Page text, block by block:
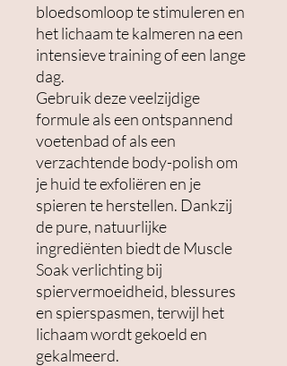
bloedsomloop te stimuleren en
het lichaam te kalmeren na een
intensieve training of een lange
dag.
Gebruik deze veelzijdige
formule als een ontspannend
voetenbad of als een
verzachtende body-polish om
je huid te exfoliëren en je
spieren te herstellen. Dankzij
de pure, natuurlijke
ingrediënten biedt de Muscle
Soak verlichting bij
spiervermoeidheid, blessures
en spierspasmen, terwijl het
lichaam wordt gekoeld en
gekalmeerd.